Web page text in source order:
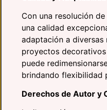
Con una resolución
una calidad
adaptación a diversas
proyectos
puede
brindando flexibilidad
Derechos de Autor y